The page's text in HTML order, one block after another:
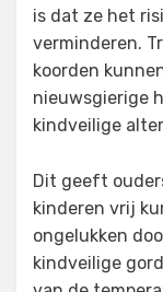
is dat ze het
verminderen.
koorden
nieuwsgierige
kindveilige
Dit geeft
kinderen vrij
ongelukken
kindveilige